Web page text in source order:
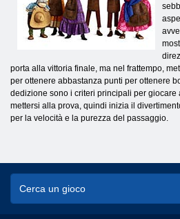
porta alla vittoria finale, ma nel frattempo,
per ottenere abbastanza punti per ottenere
dedizione sono i criteri principali per giocare
mettersi alla prova, quindi inizia il
per la velocità e la purezza del passaggio.